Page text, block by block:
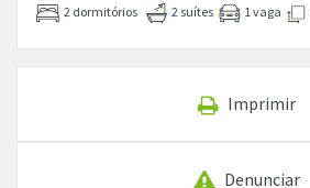
2 dormitórios 2 suítes 1 vaga
Imprimir
Denunciar